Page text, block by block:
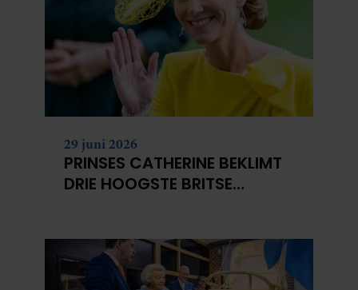
29 juni 2026
PRINSES CATHERINE BEKLIMT
DRIE HOOGSTE BRITSE